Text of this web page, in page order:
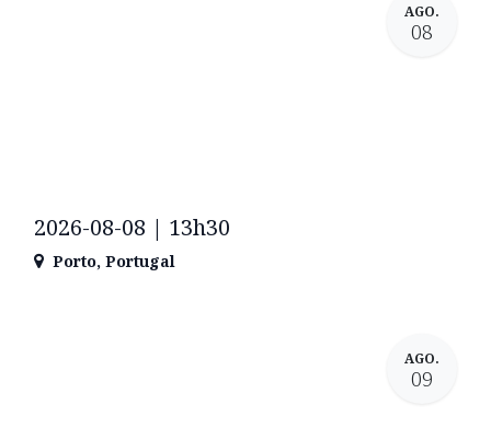
AGO.
08
2026-08-08 | 13h30
Porto, Portugal
AGO.
09